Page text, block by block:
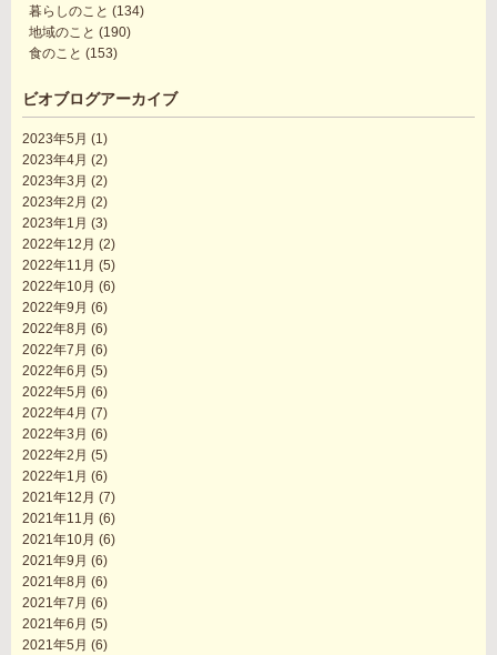
暮らしのこと (134)
地域のこと (190)
食のこと (153)
ビオブログアーカイブ
2023年5月 (1)
2023年4月 (2)
2023年3月 (2)
2023年2月 (2)
2023年1月 (3)
2022年12月 (2)
2022年11月 (5)
2022年10月 (6)
2022年9月 (6)
2022年8月 (6)
2022年7月 (6)
2022年6月 (5)
2022年5月 (6)
2022年4月 (7)
2022年3月 (6)
2022年2月 (5)
2022年1月 (6)
2021年12月 (7)
2021年11月 (6)
2021年10月 (6)
2021年9月 (6)
2021年8月 (6)
2021年7月 (6)
2021年6月 (5)
2021年5月 (6)